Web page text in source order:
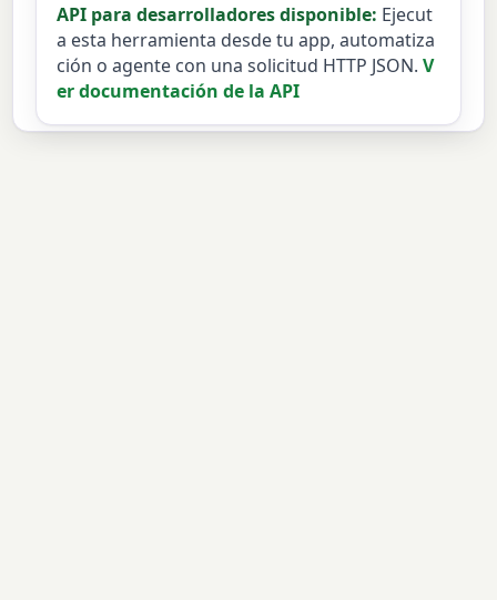
API para desarrolladores disponible: Ejecut
a esta herramienta desde tu app, automatiza
ción o agente con una solicitud HTTP JSON. V
er documentación de la API